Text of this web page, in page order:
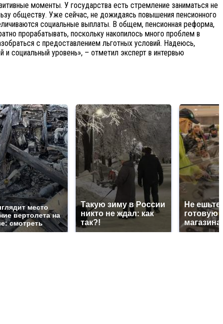
моменты. У государства есть стремление заниматься не
обществу. Уже сейчас, не дожидаясь повышения пенсионного
социальные выплаты. В общем, пенсионная реформа,
прорабатывать, поскольку накопилось много проблем в
с предоставлением льготных условий. Надеюсь,
социальный уровень», – отметил эксперт в интервью
место
вертолета на
смотреть
Такую зиму в России
никто не ждал: как
так?!
Не ешьте
готовую